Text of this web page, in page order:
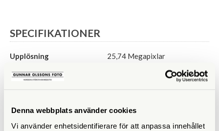
Denna webbplats använder cookies
Vi använder enhetsidentifierare för att anpassa innehållet
SPECIFIKATIONER
Upplösning 25,74 Megapixlar
Sensor
23,3 x 15,5 mm CMOS (APS-
Video Full HD